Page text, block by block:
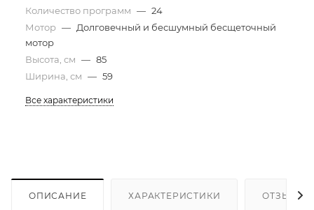
Количество программ — 24
Мотор — Долговечный и бесшумный бесщеточный
мотор
Высота, см — 85
Ширина, см — 59
Все характеристики
ОПИСАНИЕ ХАРАКТЕРИСТИКИ ОТЗЫВЫ